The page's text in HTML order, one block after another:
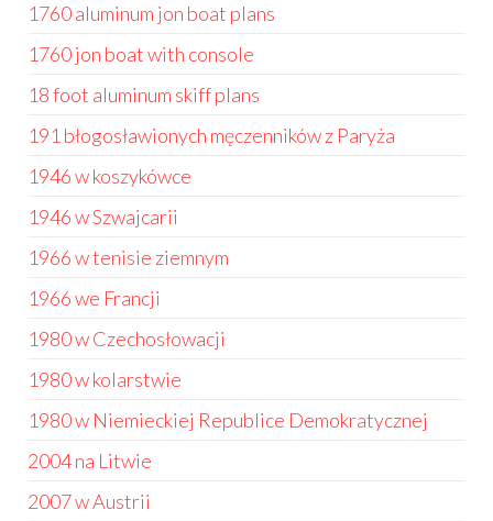
1760 aluminum jon boat plans
1760 jon boat with console
18 foot aluminum skiff plans
191 błogosławionych męczenników z Paryża
1946 w koszykówce
1946 w Szwajcarii
1966 w tenisie ziemnym
1966 we Francji
1980 w Czechosłowacji
1980 w kolarstwie
1980 w Niemieckiej Republice Demokratycznej
2004 na Litwie
2007 w Austrii